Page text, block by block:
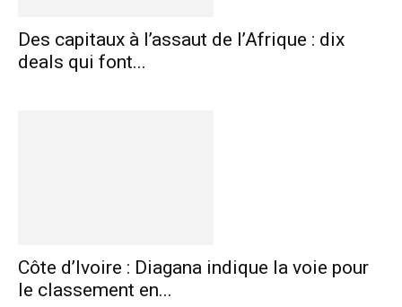
Des capitaux à l’assaut de l’Afrique : dix
deals qui font...
Côte d’Ivoire : Diagana indique la voie pour
le classement en...